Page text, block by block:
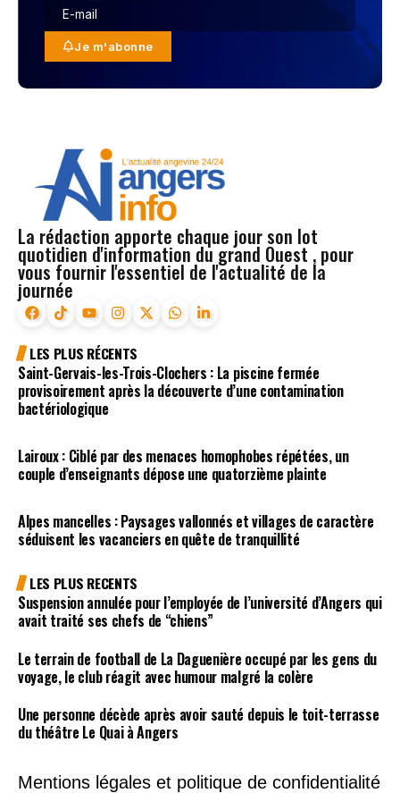
Je m'abonne
La rédaction apporte chaque jour son lot
quotidien d'information du grand Ouest , pour
vous fournir l'essentiel de l'actualité de la
journée
LES PLUS RÉCENTS
Saint-Gervais-les-Trois-Clochers : La piscine fermée
provisoirement après la découverte d’une contamination
bactériologique
Lairoux : Ciblé par des menaces homophobes répétées, un
couple d’enseignants dépose une quatorzième plainte
Alpes mancelles : Paysages vallonnés et villages de caractère
séduisent les vacanciers en quête de tranquillité
LES PLUS RECENTS
Suspension annulée pour l’employée de l’université d’Angers qui
avait traité ses chefs de “chiens”
Le terrain de football de La Daguenière occupé par les gens du
voyage, le club réagit avec humour malgré la colère
Une personne décède après avoir sauté depuis le toit-terrasse
du théâtre Le Quai à Angers
Mentions légales et politique de confidentialité